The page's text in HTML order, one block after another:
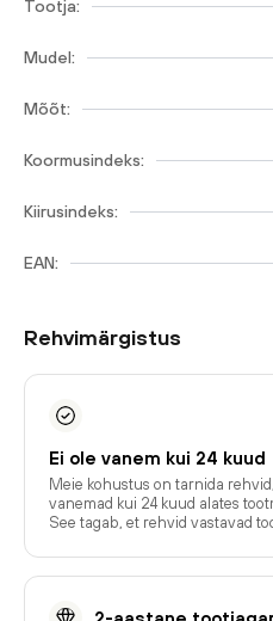
Tootja:
Mudel:
Mõõt:
Koormusindeks:
Kiirusindeks:
EAN:
Rehvimärgistus
Ei ole vanem kui 24 kuud
Meie kohustus on tarnida
vanemad kui 24 kuud alates
See tagab, et rehvid vastavad